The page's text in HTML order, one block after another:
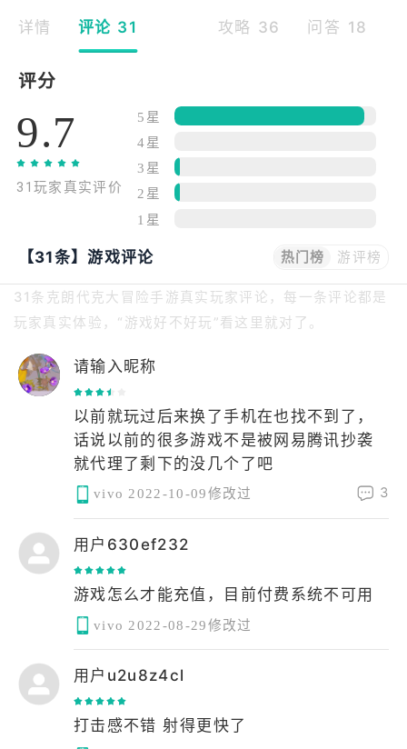
详情 评论 31 攻略 36 问答 18
评分
9.7
31玩家真实评价
5星
4星
3星
2星
1星
【31条】游戏评论 热门榜 游评榜
31条克朗代克大冒险手游真实玩家评论，每一条评论都是
玩家真实体验，“游戏好不好玩”看这里就对了。
请输入昵称
以前就玩过后来换了手机在也找不到了，
话说以前的很多游戏不是被网易腾讯抄袭
就代理了剩下的没几个了吧
vivo 2022-10-09修改过 3
用户630ef232
游戏怎么才能充值，目前付费系统不可用
vivo 2022-08-29修改过
用户u2u8z4cl
打击感不错 射得更快了